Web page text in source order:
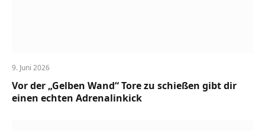
9. Juni 2026
Vor der „Gelben Wand“ Tore zu schießen gibt dir
einen echten Adrenalinkick